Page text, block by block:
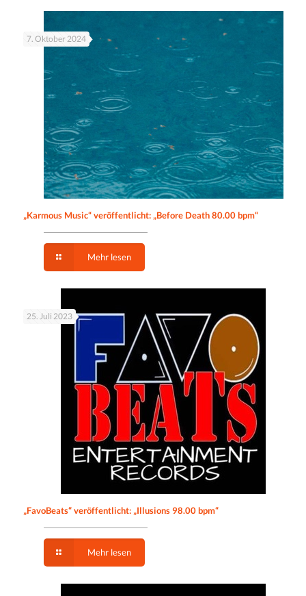
7. Oktober 2024
„Karmous Music“ veröffentlicht: „Before Death 80.00 bpm“
Mehr lesen
25. Juli 2023
„FavoBeats“ veröffentlicht: „Illusions 98.00 bpm“
Mehr lesen